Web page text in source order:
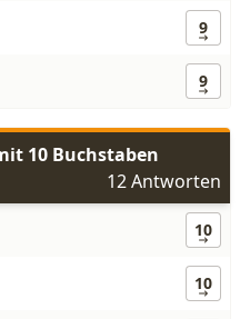
9
9
10 Buchstaben
12 Antworten
10
10